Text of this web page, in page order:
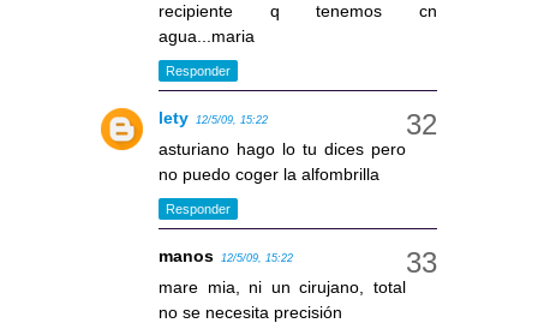
recipiente q tenemos cn
agua...maria
Responder
lety 12/5/09, 15:22
asturiano hago lo tu dices pero
no puedo coger la alfombrilla
Responder
manos 12/5/09, 15:22
mare mia, ni un cirujano, total
no se necesita precisión